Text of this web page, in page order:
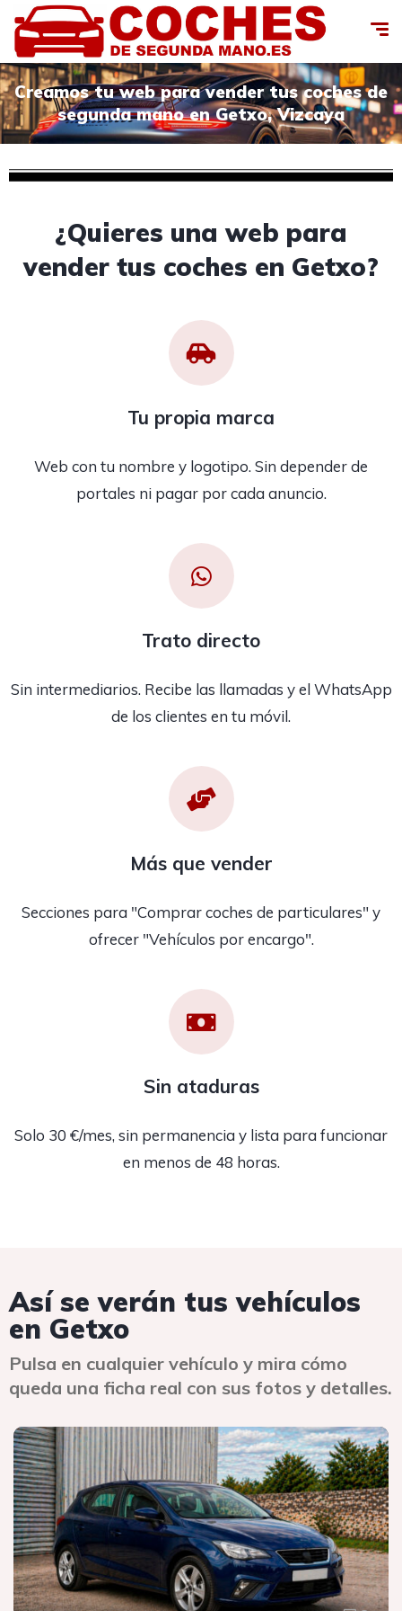
Creamos tu web para vender tus coches de
segunda mano en Getxo, Vizcaya
¿Quieres una web para
vender tus coches en Getxo?
Tu propia marca
Web con tu nombre y logotipo. Sin depender de
portales ni pagar por cada anuncio.
Trato directo
Sin intermediarios. Recibe las llamadas y el WhatsApp
de los clientes en tu móvil.
Más que vender
Secciones para "Comprar coches de particulares" y
ofrecer "Vehículos por encargo".
Sin ataduras
Solo 30 €/mes, sin permanencia y lista para funcionar
en menos de 48 horas.
Así se verán tus vehículos
en Getxo
Pulsa en cualquier vehículo y mira cómo
queda una ficha real con sus fotos y detalles.